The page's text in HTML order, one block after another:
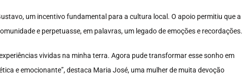
um incentivo fundamental para a cultura local. O apoio permitiu que a
e perpetuasse, em palavras, um legado de emoções e recordações.
vividas na minha terra. Agora pude transformar esse sonho em
e emocionante”, destaca Maria José, uma mulher de muita devoção